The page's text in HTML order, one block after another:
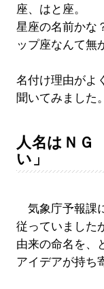
座、はと座。
星座の名前かな
ップ座なんて無
名付け理由がよ
聞いてみました。
人名はＮ
い」
気象庁予報課
従っていました
由来の命名を、
アイデアが持ち